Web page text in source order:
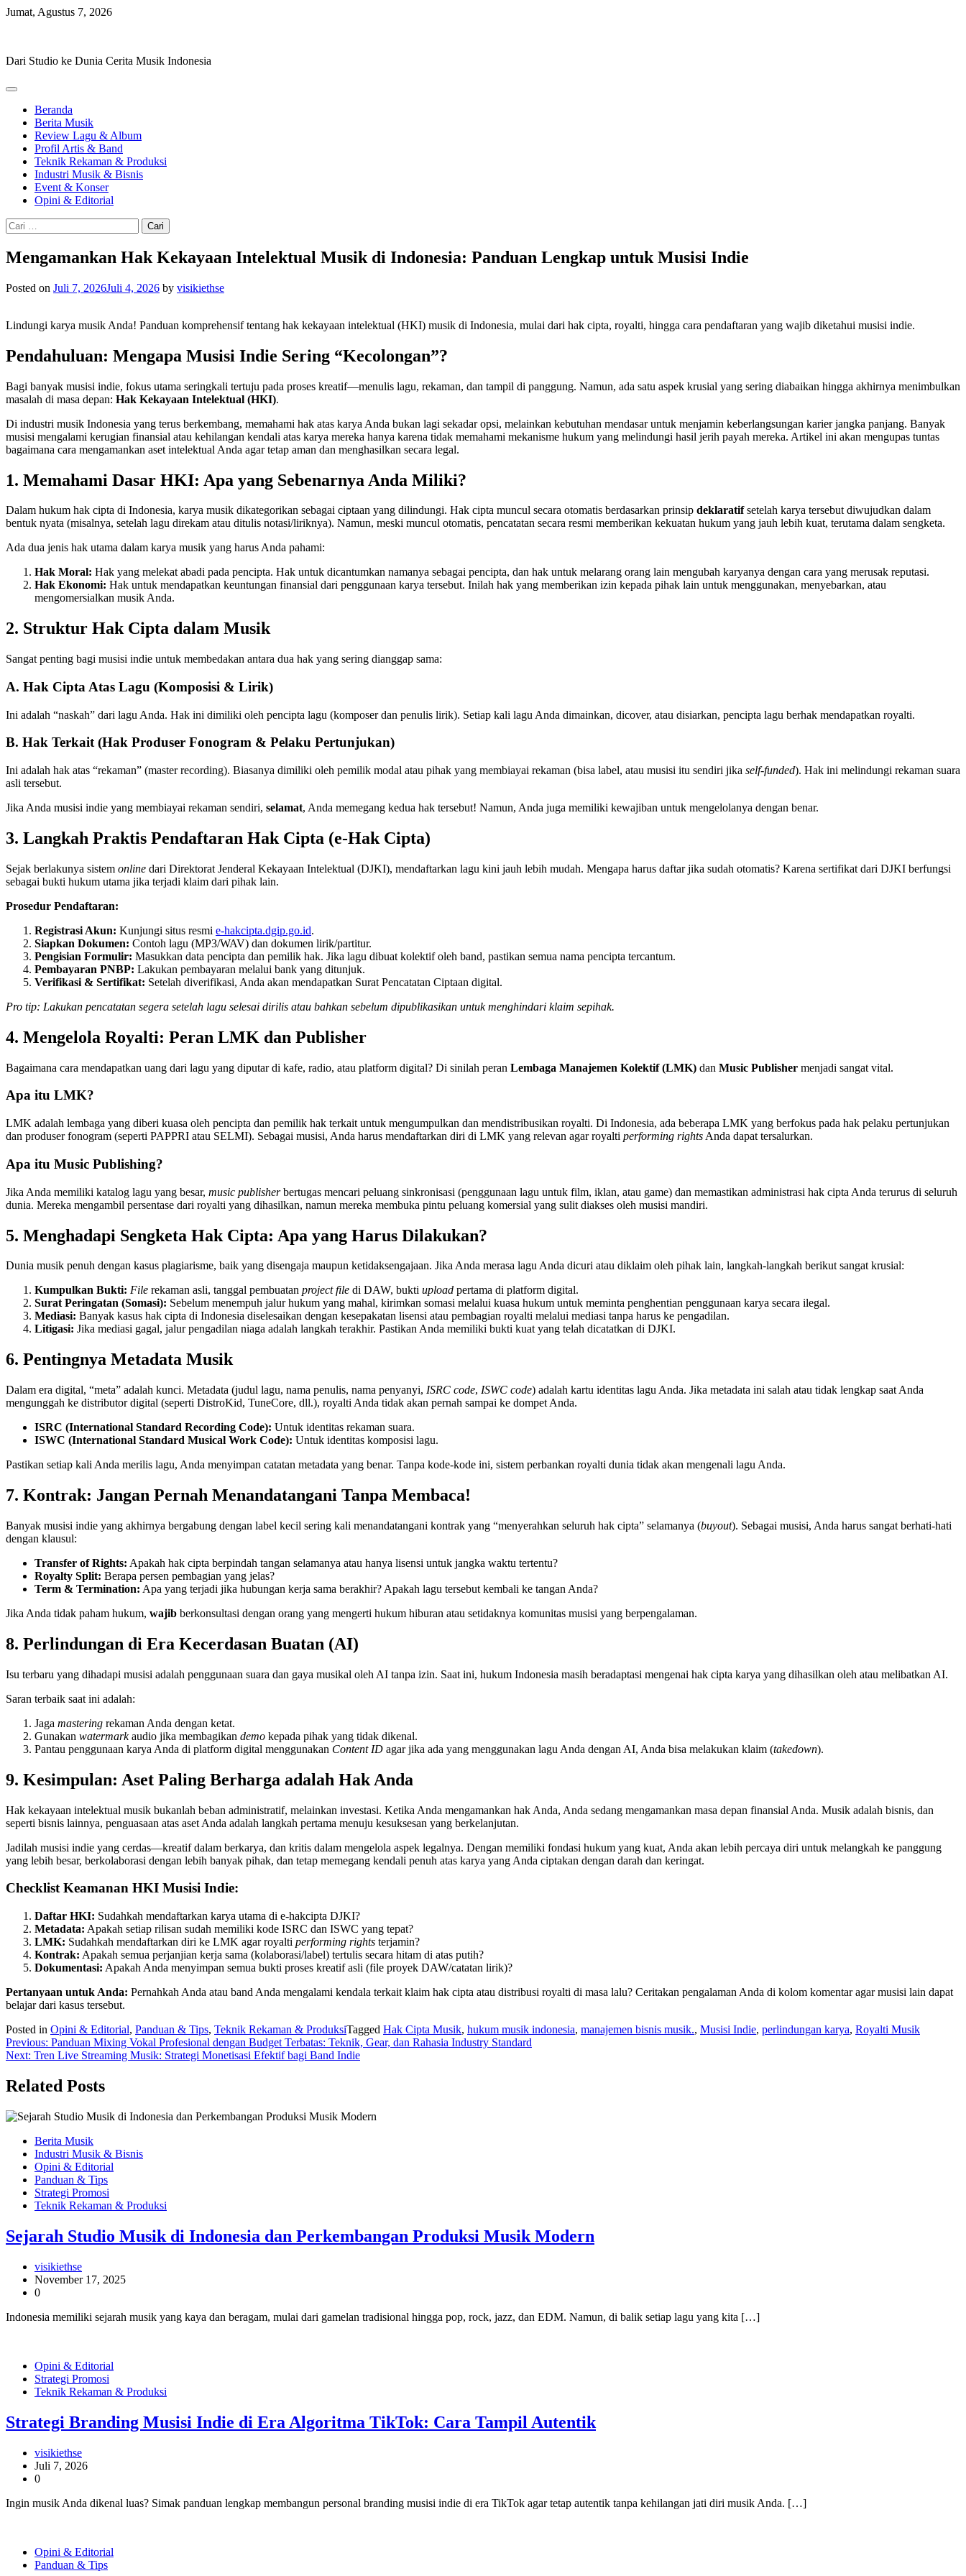
Skip
Jumat, Agustus 7, 2026
Dari Studio ke Dunia Cerita Musik Indonesia
Beranda
Berita Musik
Review Lagu & Album
Profil Artis & Band
Teknik Rekaman & Produksi
Industri Musik & Bisnis
Event & Konser
Opini & Editorial
Cari
untuk:
Mengamankan Hak Kekayaan Intelektual Musik di Indonesia: Panduan Lengkap untuk Musisi Indie
Posted on Juli 7, 2026Juli 4, 2026 by visikiethse
Lindungi karya musik Anda! Panduan komprehensif tentang hak kekayaan intelektual (HKI) musik di Indonesia, mulai dari hak cipta, royalti, hingga cara pendaftaran yang wajib diketahui musisi indie.
Pendahuluan: Mengapa Musisi Indie Sering “Kecolongan”?
Bagi banyak musisi indie, fokus utama seringkali tertuju pada proses kreatif—menulis lagu, rekaman, dan tampil di panggung. Namun, ada satu aspek krusial yang sering diabaikan hingga akhirnya menimbulkan
masalah di masa depan: Hak Kekayaan Intelektual (HKI).
Di industri musik Indonesia yang terus berkembang, memahami hak atas karya Anda bukan lagi sekadar opsi, melainkan kebutuhan mendasar untuk menjamin keberlangsungan karier jangka panjang. Banyak
musisi mengalami kerugian finansial atau kehilangan kendali atas karya mereka hanya karena tidak memahami mekanisme hukum yang melindungi hasil jerih payah mereka. Artikel ini akan mengupas tuntas
bagaimana cara mengamankan aset intelektual Anda agar tetap aman dan menghasilkan secara legal.
1. Memahami Dasar HKI: Apa yang Sebenarnya Anda Miliki?
Dalam hukum hak cipta di Indonesia, karya musik dikategorikan sebagai ciptaan yang dilindungi. Hak cipta muncul secara otomatis berdasarkan prinsip deklaratifsetelah karya tersebut diwujudkan dalam
bentuk nyata (misalnya, setelah lagu direkam atau ditulis notasi/liriknya). Namun, meski muncul otomatis, pencatatan secara resmi memberikan kekuatan hukum yang jauh lebih kuat, terutama dalam sengketa.
Ada dua jenis hak utama dalam karya musik yang harus Anda pahami:
Hak Moral: Hak yang melekat abadi pada pencipta. Hak untuk dicantumkan namanya sebagai pencipta, dan hak untuk melarang orang lain mengubah karyanya dengan cara yang merusak reputasi.
Hak Ekonomi: Hak untuk mendapatkan keuntungan finansial dari penggunaan karya tersebut. Inilah hak yang memberikan izin kepada pihak lain untuk menggunakan, menyebarkan, atau
mengomersialkan musik Anda.
2. Struktur Hak Cipta dalam Musik
Sangat penting bagi musisi indie untuk membedakan antara dua hak yang sering dianggap sama:
A. Hak Cipta Atas Lagu (Komposisi & Lirik)
Ini adalah “naskah” dari lagu Anda. Hak ini dimiliki oleh pencipta lagu (komposer dan penulis lirik). Setiap kali lagu Anda dimainkan, dicover, atau disiarkan, pencipta lagu berhak mendapatkan royalti.
B. Hak Terkait (Hak Produser Fonogram & Pelaku Pertunjukan)
Ini adalah hak atas “rekaman” (master recording). Biasanya dimiliki oleh pemilik modal atau pihak yang membiayai rekaman (bisa label, atau musisi itu sendiri jika self-funded). Hak ini melindungi rekaman suara
asli tersebut.
Jika Anda musisi indie yang membiayai rekaman sendiri, selamat, Anda memegang kedua hak tersebut! Namun, Anda juga memiliki kewajiban untuk mengelolanya dengan benar.
3. Langkah Praktis Pendaftaran Hak Cipta (e-Hak Cipta)
Sejak berlakunya sistem online dari Direktorat Jenderal Kekayaan Intelektual (DJKI), mendaftarkan lagu kini jauh lebih mudah. Mengapa harus daftar jika sudah otomatis? Karena sertifikat dari DJKI berfungsi
sebagai bukti hukum utama jika terjadi klaim dari pihak lain.
Prosedur Pendaftaran:
Registrasi Akun: Kunjungi situs resmi e-hakcipta.dgip.go.id.
Siapkan Dokumen: Contoh lagu (MP3/WAV) dan dokumen lirik/partitur.
Pengisian Formulir: Masukkan data pencipta dan pemilik hak. Jika lagu dibuat kolektif oleh band, pastikan semua nama pencipta tercantum.
Pembayaran PNBP: Lakukan pembayaran melalui bank yang ditunjuk.
Verifikasi & Sertifikat: Setelah diverifikasi, Anda akan mendapatkan Surat Pencatatan Ciptaan digital.
Pro tip: Lakukan pencatatan segera setelah lagu selesai dirilis atau bahkan sebelum dipublikasikan untuk menghindari klaim sepihak.
4. Mengelola Royalti: Peran LMK dan Publisher
Bagaimana cara mendapatkan uang dari lagu yang diputar di kafe, radio, atau platform digital? Di sinilah peran Lembaga Manajemen Kolektif (LMK) dan Music Publisher menjadi sangat vital.
Apa itu LMK?
LMK adalah lembaga yang diberi kuasa oleh pencipta dan pemilik hak terkait untuk mengumpulkan dan mendistribusikan royalti. Di Indonesia, ada beberapa LMK yang berfokus pada hak pelaku pertunjukan
dan produser fonogram (seperti PAPPRI atau SELMI). Sebagai musisi, Anda harus mendaftarkan diri di LMK yang relevan agar royalti performing rights Anda dapat tersalurkan.
Apa itu Music Publishing?
Jika Anda memiliki katalog lagu yang besar, music publisherbertugas mencari peluang sinkronisasi (penggunaan lagu untuk film, iklan, atau game) dan memastikan administrasi hak cipta Anda terurus di seluruh
dunia. Mereka mengambil persentase dari royalti yang dihasilkan, namun mereka membuka pintu peluang komersial yang sulit diakses oleh musisi mandiri.
5. Menghadapi Sengketa Hak Cipta: Apa yang Harus Dilakukan?
Dunia musik penuh dengan kasus plagiarisme, baik yang disengaja maupun ketidaksengajaan. Jika Anda merasa lagu Anda dicuri atau diklaim oleh pihak lain, langkah-langkah berikut sangat krusial:
Kumpulkan Bukti: File rekaman asli, tanggal pembuatan project file di DAW, bukti upload pertama di platform digital.
Surat Peringatan (Somasi): Sebelum menempuh jalur hukum yang mahal, kirimkan somasi melalui kuasa hukum untuk meminta penghentian penggunaan karya secara ilegal.
Mediasi: Banyak kasus hak cipta di Indonesia diselesaikan dengan kesepakatan lisensi atau pembagian royalti melalui mediasi tanpa harus ke pengadilan.
Litigasi: Jika mediasi gagal, jalur pengadilan niaga adalah langkah terakhir. Pastikan Anda memiliki bukti kuat yang telah dicatatkan di DJKI.
6. Pentingnya Metadata Musik
Dalam era digital, “meta” adalah kunci. Metadata (judul lagu, nama penulis, nama penyanyi, ISRC code, ISWC code) adalah kartu identitas lagu Anda. Jika metadata ini salah atau tidak lengkap saat Anda
mengunggah ke distributor digital (seperti DistroKid, TuneCore, dll.), royalti Anda tidak akan pernah sampai ke dompet Anda.
ISRC (International Standard Recording Code): Untuk identitas rekaman suara.
ISWC (International Standard Musical Work Code): Untuk identitas komposisi lagu.
Pastikan setiap kali Anda merilis lagu, Anda menyimpan catatan metadata yang benar. Tanpa kode-kode ini, sistem perbankan royalti dunia tidak akan mengenali lagu Anda.
7. Kontrak: Jangan Pernah Menandatangani Tanpa Membaca!
Banyak musisi indie yang akhirnya bergabung dengan label kecil sering kali menandatangani kontrak yang “menyerahkan seluruh hak cipta” selamanya (buyout). Sebagai musisi, Anda harus sangat berhati-hati
dengan klausul:
Transfer of Rights: Apakah hak cipta berpindah tangan selamanya atau hanya lisensi untuk jangka waktu tertentu?
Royalty Split: Berapa persen pembagian yang jelas?
Term & Termination: Apa yang terjadi jika hubungan kerja sama berakhir? Apakah lagu tersebut kembali ke tangan Anda?
Jika Anda tidak paham hukum, wajib berkonsultasi dengan orang yang mengerti hukum hiburan atau setidaknya komunitas musisi yang berpengalaman.
8. Perlindungan di Era Kecerdasan Buatan (AI)
Isu terbaru yang dihadapi musisi adalah penggunaan suara dan gaya musikal oleh AI tanpa izin. Saat ini, hukum Indonesia masih beradaptasi mengenai hak cipta karya yang dihasilkan oleh atau melibatkan AI.
Saran terbaik saat ini adalah:
Jaga mastering rekaman Anda dengan ketat.
Gunakan watermarkaudio jika membagikan demo kepada pihak yang tidak dikenal.
Pantau penggunaan karya Anda di platform digital menggunakan Content ID agar jika ada yang menggunakan lagu Anda dengan AI, Anda bisa melakukan klaim (takedown).
9. Kesimpulan: Aset Paling Berharga adalah Hak Anda
Hak kekayaan intelektual musik bukanlah beban administratif, melainkan investasi. Ketika Anda mengamankan hak Anda, Anda sedang mengamankan masa depan finansial Anda. Musik adalah bisnis, dan
seperti bisnis lainnya, penguasaan atas aset Anda adalah langkah pertama menuju kesuksesan yang berkelanjutan.
Jadilah musisi indie yang cerdas—kreatif dalam berkarya, dan kritis dalam mengelola aspek legalnya. Dengan memiliki fondasi hukum yang kuat, Anda akan lebih percaya diri untuk melangkah ke panggung
yang lebih besar, berkolaborasi dengan lebih banyak pihak, dan tetap memegang kendali penuh atas karya yang Anda ciptakan dengan darah dan keringat.
Checklist Keamanan HKI Musisi Indie:
Daftar HKI: Sudahkah mendaftarkan karya utama di e-hakcipta DJKI?
Metadata: Apakah setiap rilisan sudah memiliki kode ISRC dan ISWC yang tepat?
LMK: Sudahkah mendaftarkan diri ke LMK agar royalti performing rights terjamin?
Kontrak: Apakah semua perjanjian kerja sama (kolaborasi/label) tertulis secara hitam di atas putih?
Dokumentasi: Apakah Anda menyimpan semua bukti proses kreatif asli (file proyek DAW/catatan lirik)?
Pertanyaan untuk Anda: Pernahkah Anda atau band Anda mengalami kendala terkait klaim hak cipta atau distribusi royalti di masa lalu? Ceritakan pengalaman Anda di kolom komentar agar musisi lain dapat
belajar dari kasus tersebut.
Posted in Opini & Editorial, Panduan & Tips, Teknik Rekaman & ProduksiTagged Hak Cipta Musik, hukum musik indonesia, manajemen bisnis musik., Musisi Indie, perlindungan karya, Royalti Musik
Navigasi
pos
Previous: Panduan Mixing Vokal Profesional dengan Budget Terbatas: Teknik, Gear, dan Rahasia Industry Standard
Next: Tren Live Streaming Musik: Strategi Monetisasi Efektif bagi Band Indie
Related Posts
Berita Musik
Industri Musik & Bisnis
Opini & Editorial
Panduan & Tips
Strategi Promosi
Teknik Rekaman & Produksi
Sejarah Studio Musik di Indonesia dan Perkembangan Produksi Musik Modern
visikiethse
November 17, 2025
0
Indonesia memiliki sejarah musik yang kaya dan beragam, mulai dari gamelan tradisional hingga pop, rock, jazz, dan EDM. Namun, di balik setiap lagu yang kita […]
Opini & Editorial
Strategi Promosi
Teknik Rekaman & Produksi
Strategi Branding Musisi Indie di Era Algoritma TikTok: Cara Tampil Autentik
visikiethse
Juli 7, 2026
0
Ingin musik Anda dikenal luas? Simak panduan lengkap membangun personal branding musisi indie di era TikTok agar tetap autentik tanpa kehilangan jati diri musik Anda. […]
Opini & Editorial
Panduan & Tips